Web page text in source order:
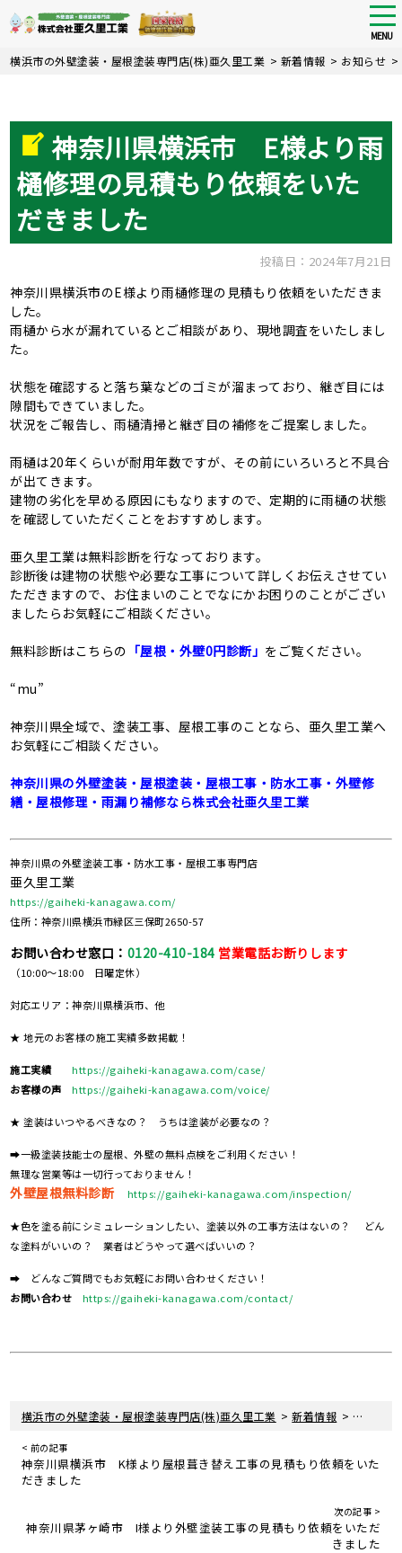
Skip
MENU
横浜市の外壁塗装・屋根塗装専門店(株)亜久里工業 > 新着情報 > お知らせ >
神奈川県横浜市 E様より雨
樋修理の見積もり依頼をいた
だきました
投稿日：2024年7月21日
神奈川県横浜市のE様より雨樋修理の見積もり依頼をいただきま
した。
雨樋から水が漏れているとご相談があり、現地調査をいたしまし
た。
状態を確認すると落ち葉などのゴミが溜まっており、継ぎ目には
隙間もできていました。
状況をご報告し、雨樋清掃と継ぎ目の補修をご提案しました。
雨樋は20年くらいが耐用年数ですが、その前にいろいろと不具合
が出てきます。
建物の劣化を早める原因にもなりますので、定期的に雨樋の状態
を確認していただくことをおすすめします。
亜久里工業は無料診断を行なっております。
診断後は建物の状態や必要な工事について詳しくお伝えさせてい
ただきますので、お住まいのことでなにかお困りのことがござい
ましたらお気軽にご相談ください。
無料診断はこちらの 「屋根・外壁0円診断」 をご覧ください。
“mu”
神奈川県全域で、塗装工事、屋根工事のことなら、亜久里工業へ
お気軽にご相談ください。
神奈川県の外壁塗装・屋根塗装・屋根工事・防水工事・外壁修
繕・屋根修理・⾬漏り補修なら株式会社亜久里工業
神奈川県の外壁塗装工事・防水工事・屋根工事専門店
亜久里工業
https://gaiheki-kanagawa.com/
住所：神奈川県横浜市緑区三保町2650-57
お問い合わせ窓口： 0120-410-184 営業電話お断りします
（10:00～18:00 日曜定休）
対応エリア：神奈川県横浜市、他
★ 地元のお客様の施工実績多数掲載！
施工実績
https://gaiheki-kanagawa.com/case/
お客様の声
https://gaiheki-kanagawa.com/voice/
★ 塗装はいつやるべきなの？ うちは塗装が必要なの？
➡一級塗装技能士の屋根、外壁の無料点検をご利用ください！
無理な営業等は一切行っておりません！
外壁屋根無料診断 https://gaiheki-kanagawa.com/inspection/
★色を塗る前にシミュレーションしたい、塗装以外の工事方法はないの？ どん
な塗料がいいの？ 業者はどうやって選べばいいの？
➡ どんなご質問でもお気軽にお問い合わせください！
お問い合わせ
https://gaiheki-kanagawa.com/contact/
横浜市の外壁塗装・屋根塗装専門店(株)亜久里工業 >新着情報 > お知らせ
< 前の記事
神奈川県横浜市 K様より屋根葺き替え工事の見積もり依頼をいた
だきました
次の記事 >
神奈川県茅ヶ崎市 I様より外壁塗装工事の見積もり依頼をいただ
きました